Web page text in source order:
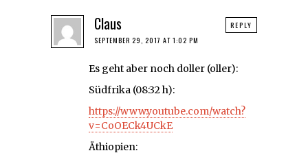
Claus
SEPTEMBER 29, 2017 AT 1:02 PM
Es geht aber noch doller (oller):
Südfrika (08:32 h):
https://www.youtube.com/watch?
v=CoOECk4UCkE
Äthiopien:
REPLY